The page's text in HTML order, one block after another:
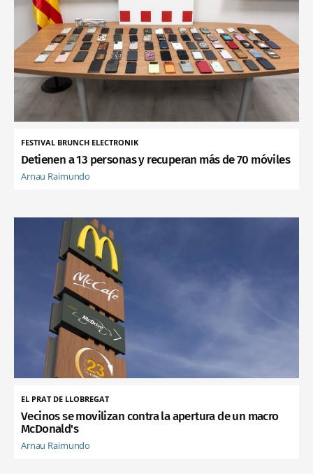
FESTIVAL BRUNCH ELECTRONIK
Detienen a 13 personas y recuperan más de 70 móviles
Arnau Raimundo
EL PRAT DE LLOBREGAT
Vecinos se movilizan contra la apertura de un macro
McDonald's
Arnau Raimundo